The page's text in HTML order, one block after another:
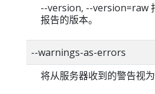
--version, --version=raw
报告的版本。
--warnings-as-errors
将从服务器收到的警告视